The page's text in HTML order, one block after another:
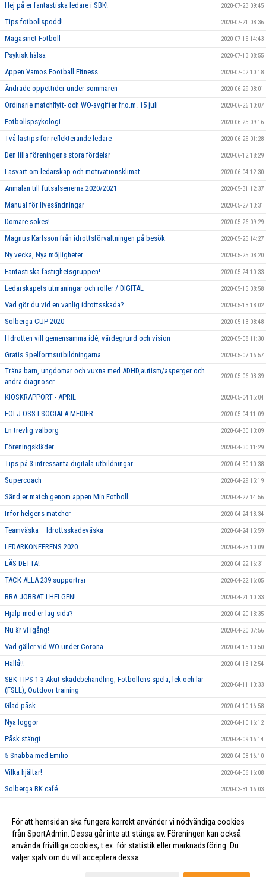
Hej på er fantastiska ledare i SBK! 2020-07-23 09:45
Tips fotbollspodd! 2020-07-21 08:36
Magasinet Fotboll 2020-07-15 14:43
Psykisk hälsa 2020-07-13 08:55
Appen Vamos Football Fitness 2020-07-02 10:18
Ändrade öppettider under sommaren 2020-06-29 08:01
Ordinarie matchflytt- och WO-avgifter fr.o.m. 15 juli 2020-06-26 10:07
Fotbollspsykologi 2020-06-25 09:16
Två lästips för reflekterande ledare 2020-06-25 01:28
Den lilla föreningens stora fördelar 2020-06-12 18:29
Läsvärt om ledarskap och motivationsklimat 2020-06-04 12:30
Anmälan till futsalserierna 2020/2021 2020-05-31 12:37
Manual för livesändningar 2020-05-27 13:31
Domare sökes! 2020-05-26 09:29
Magnus Karlsson från idrottsförvaltningen på besök 2020-05-25 14:27
Ny vecka, Nya möjligheter 2020-05-25 08:20
Fantastiska fastighetsgruppen! 2020-05-24 10:33
Ledarskapets utmaningar och roller / DIGITAL 2020-05-15 08:58
Vad gör du vid en vanlig idrottsskada? 2020-05-13 18:02
Solberga CUP 2020 2020-05-13 08:48
I Idrotten vill gemensamma idé, värdegrund och vision 2020-05-08 11:30
Gratis Spelformsutbildningarna 2020-05-07 16:57
Träna barn, ungdomar och vuxna med ADHD,autism/asperger och
andra diagnoser
2020-05-06 08:39
KIOSKRAPPORT - APRIL 2020-05-04 15:04
FÖLJ OSS I SOCIALA MEDIER 2020-05-04 11:09
En trevlig valborg 2020-04-30 13:09
Föreningskläder 2020-04-30 11:29
Tips på 3 intressanta digitala utbildningar. 2020-04-30 10:38
Supercoach 2020-04-29 15:19
Sänd er match genom appen Min Fotboll 2020-04-27 14:56
Inför helgens matcher 2020-04-24 18:34
Teamväska – Idrottsskadeväska 2020-04-24 15:59
LEDARKONFERENS 2020 2020-04-23 10:09
LÄS DETTA! 2020-04-22 16:31
TACK ALLA 239 supportrar 2020-04-22 16:05
BRA JOBBAT I HELGEN! 2020-04-21 10:33
Hjälp med er lag-sida? 2020-04-20 13:35
Nu är vi igång! 2020-04-20 07:56
Vad gäller vid WO under Corona. 2020-04-15 10:50
Hallå!! 2020-04-13 12:54
SBK-TIPS 1-3 Akut skadebehandling, Fotbollens spela, lek och lär
(FSLL), Outdoor training
2020-04-11 10:33
Glad påsk 2020-04-10 16:58
Nya loggor 2020-04-10 16:12
Påsk stängt 2020-04-09 16:14
5 Snabba med Emilio 2020-04-08 16:10
Vilka hjältar! 2020-04-06 16:08
Solberga BK café 2020-03-31 16:03
PåsklovsCamp på Solberga BP 2020-01-06 12:20
För att hemsidan ska fungera korrekt använder vi nödvändiga cookies
från SportAdmin. Dessa går inte att stänga av. Föreningen kan också
använda frivilliga cookies, t.ex. för statistik eller marknadsföring. Du
väljer själv om du vill acceptera dessa.